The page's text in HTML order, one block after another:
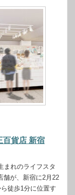
百貨店 新宿
まれのライフスタ
舗が、新宿に2月22
徒歩1分に位置す